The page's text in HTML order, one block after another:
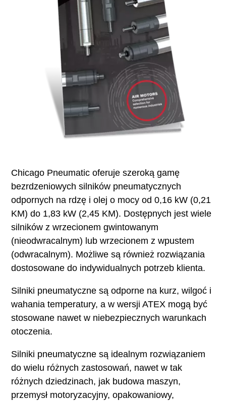
Chicago Pneumatic oferuje szeroką gamę
bezrdzeniowych silników pneumatycznych
odpornych na rdzę i olej o mocy od 0,16 kW (0,21
KM) do 1,83 kW (2,45 KM). Dostępnych jest wiele
silników z wrzecionem gwintowanym
(nieodwracalnym) lub wrzecionem z wpustem
(odwracalnym). Możliwe są również rozwiązania
dostosowane do indywidualnych potrzeb klienta.
Silniki pneumatyczne są odporne na kurz, wilgoć i
wahania temperatury, a w wersji ATEX mogą być
stosowane nawet w niebezpiecznych warunkach
otoczenia.
Silniki pneumatyczne są idealnym rozwiązaniem
do wielu różnych zastosowań, nawet w tak
różnych dziedzinach, jak budowa maszyn,
przemysł motoryzacyjny, opakowaniowy,